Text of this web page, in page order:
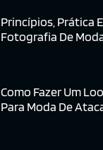
Princípios, Prática
Fotografia De
Como Fazer Um
Para Moda De